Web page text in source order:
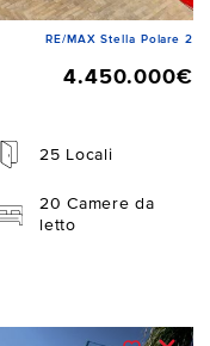
RE/MAX Stella Polare 2
4.450.000€
25 Locali
20 Camere da
letto